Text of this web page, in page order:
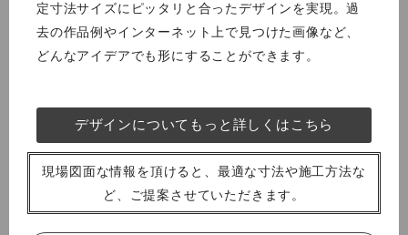
定寸法サイズにピッタリと合ったデザインを実現。過
去の作品例やインターネット上で見つけた画像など、
どんなアイデアでも形にすることができます。
デザインについてもっと詳しくはこちら
現場図面な情報を頂けると、最適な寸法や施工方法な
ど、ご提案させていただきます。